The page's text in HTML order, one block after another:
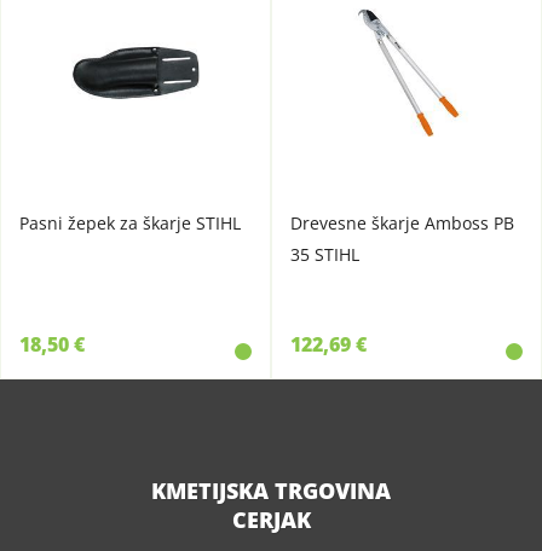
Pasni žepek za škarje STIHL
18,50 €
Drevesne škarje Amboss PB
35 STIHL
122,69 €
KMETIJSKA TRGOVINA
CERJAK